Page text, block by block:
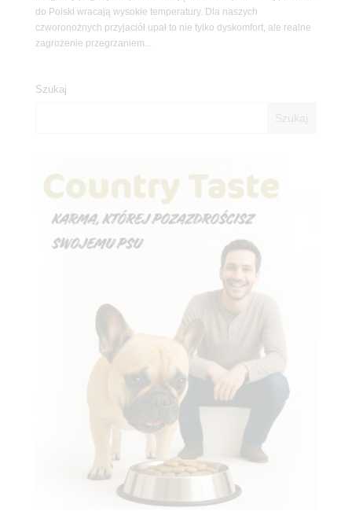
do Polski wracają wysokie temperatury. Dla naszych
czworonożnych przyjaciół upał to nie tylko dyskomfort, ale realne
zagrożenie przegrzaniem...
Szukaj